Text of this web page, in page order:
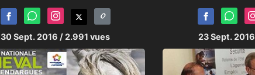
30 Sept. 2016 / 2.991 vues 23 Sept. 2016